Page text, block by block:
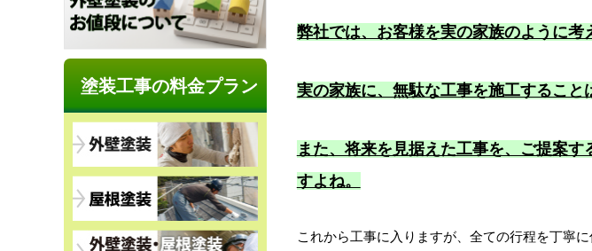
弊社では、お客様を実の家族のように考
実の家族に、無駄な工事を施工すること
また、将来を見据えた工事を、ご提案
すよね。
これから工事に入りますが、全ての行程を丁寧
塗装工事の料金プラン